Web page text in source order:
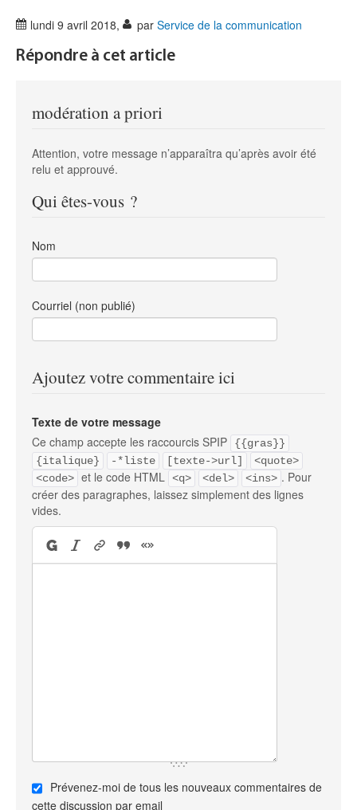
lundi 9 avril 2018, par Service de la communication
Répondre à cet article
modération a priori
Attention, votre message n’apparaîtra qu’après avoir été
relu et approuvé.
Qui êtes-vous ?
Nom
Courriel (non publié)
Ajoutez votre commentaire ici
Texte de votre message
Ce champ accepte les raccourcis SPIP
{{gras}}
{italique}
-*liste [texte->url]
<quote>
<code> et le code HTML <q> <del> <ins> . Pour
créer des paragraphes, laissez simplement des lignes
vides.
Prévenez-moi de tous les nouveaux commentaires de
cette discussion par email